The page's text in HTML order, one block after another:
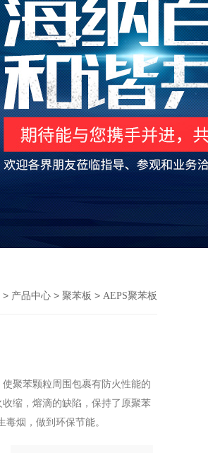
> 产品中心 > 聚苯板 > AEPS聚苯板
苯颗粒周围包裹有防火性能的
缩，熔滴的缺陷，保持了原聚苯
毒烟，做到环保节能。